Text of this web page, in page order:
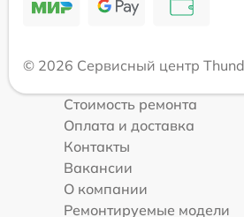
© 2026 Сервисный центр
Стоимость ремонта
Оплата и доставка
Контакты
Вакансии
О компании
Ремонтируемые модели